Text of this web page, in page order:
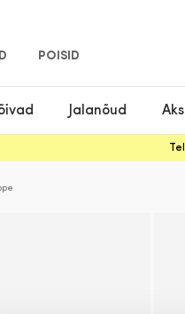
POISID
Jalanõud